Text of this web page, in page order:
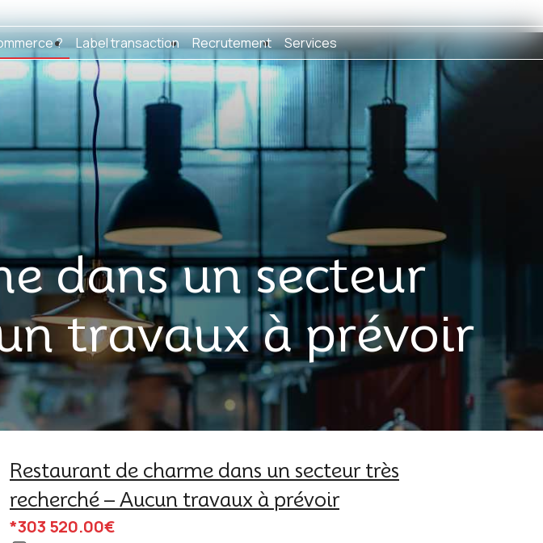
? Label transaction Recrutement Services
dans un secteur
travaux à prévoir
Restaurant de charme dans un secteur très
recherché – Aucun travaux à prévoir
*303 520.00€